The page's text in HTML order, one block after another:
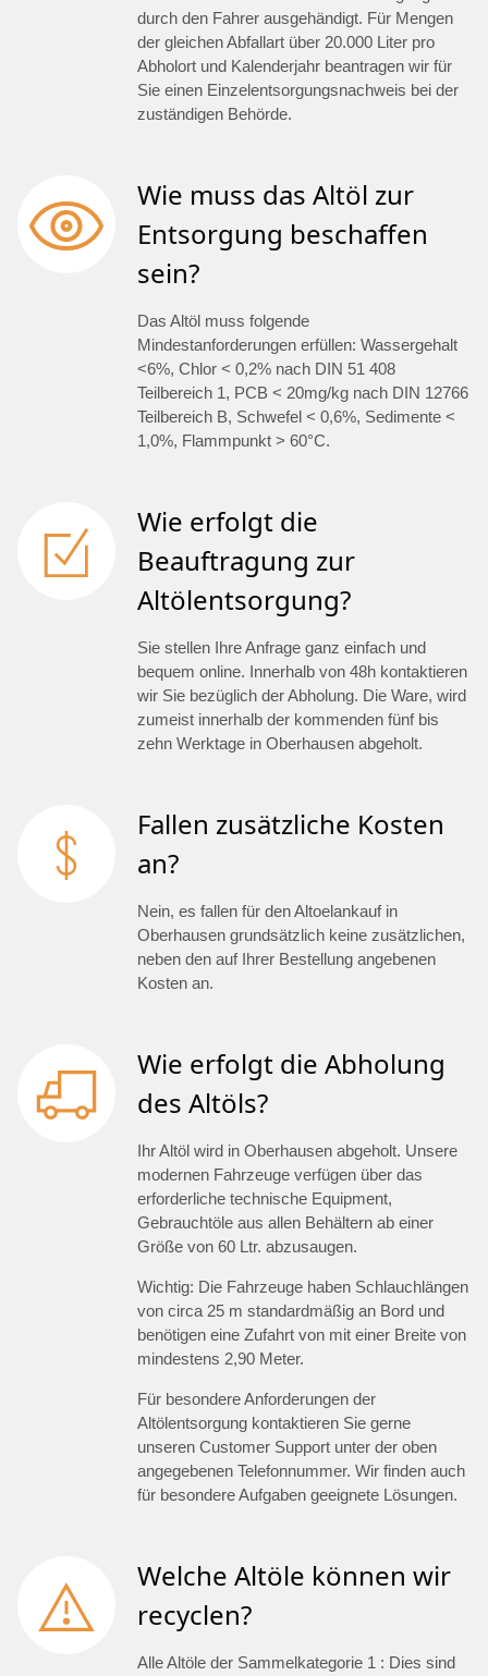
durch den Fahrer ausgehändigt. Für Mengen
der gleichen Abfallart über 20.000 Liter pro
Abholort und Kalenderjahr beantragen wir für
Sie einen Einzelentsorgungsnachweis bei der
zuständigen Behörde.
Wie muss das Altöl zur
Entsorgung beschaffen
sein?
Das Altöl muss folgende
Mindestanforderungen erfüllen: Wassergehalt
<6%, Chlor < 0,2% nach DIN 51 408
Teilbereich 1, PCB < 20mg/kg nach DIN 12766
Teilbereich B, Schwefel < 0,6%, Sedimente <
1,0%, Flammpunkt > 60°C.
Wie erfolgt die
Beauftragung zur
Altölentsorgung?
Sie stellen Ihre Anfrage ganz einfach und
bequem online. Innerhalb von 48h kontaktieren
wir Sie bezüglich der Abholung. Die Ware, wird
zumeist innerhalb der kommenden fünf bis
zehn Werktage in Oberhausen abgeholt.
Fallen zusätzliche Kosten
an?
Nein, es fallen für den Altoelankauf in
Oberhausen grundsätzlich keine zusätzlichen,
neben den auf Ihrer Bestellung angebenen
Kosten an.
Wie erfolgt die Abholung
des Altöls?
Ihr Altöl wird in Oberhausen abgeholt. Unsere
modernen Fahrzeuge verfügen über das
erforderliche technische Equipment,
Gebrauchtöle aus allen Behältern ab einer
Größe von 60 Ltr. abzusaugen.
Wichtig: Die Fahrzeuge haben Schlauchlängen
von circa 25 m standardmäßig an Bord und
benötigen eine Zufahrt von mit einer Breite von
mindestens 2,90 Meter.
Für besondere Anforderungen der
Altölentsorgung kontaktieren Sie gerne
unseren Customer Support unter der oben
angegebenen Telefonnummer. Wir finden auch
für besondere Aufgaben geeignete Lösungen.
Welche Altöle können wir
recyclen?
Alle Altöle der Sammelkategorie 1 : Dies sind